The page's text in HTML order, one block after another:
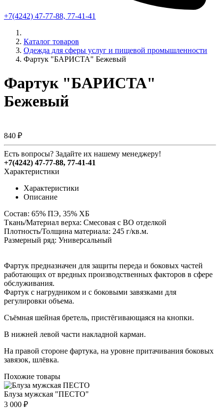
+7(4242) 47-77-88, 77-41-41
Каталог товаров
Одежда для сферы услуг и пищевой промышленности
Фартук "БАРИСТА" Бежевый
Фартук "БАРИСТА"
Бежевый
840 ₽
Есть вопросы? Задайте их нашему менеджеру!
+7(4242) 47-77-88, 77-41-41
Характеристики
Характеристики
Описание
Состав: 65% ПЭ, 35% ХБ
Ткань/Материал верха: Смесовая с ВО отделкой
Плотность/Толщина материала: 245 г/кв.м.
Размерный ряд: Универсальный
Фартук предназначен для защиты переда и боковых частей
работающих от вредных производственных факторов в сфере
обслуживания.
Фартук с нагрудником и с боковыми завязками для
регулировки объема.
Съёмная шейная бретель, пристёгивающаяся на кнопки.
В нижней левой части накладной карман.
На правой стороне фартука, на уровне притачивания боковых
завязок, шлёвка.
Похожие товары
Блуза мужская "ПЕСТО"
3 000 ₽